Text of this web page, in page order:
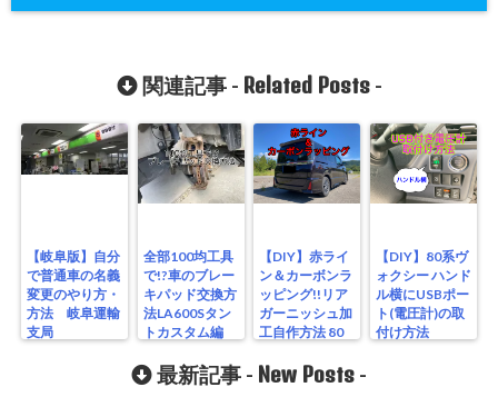
関連記事 - Related Posts-
【岐阜版】自分
で普通車の名義
変更のやり方・
方法 岐阜運輸
支局
全部100均工具
で!?車のブレー
キパッド交換方
法LA600Sタン
トカスタム編
【DIY】赤ライ
ン＆カーボンラ
ッピング!!リア
ガーニッシュ加
工自作方法 80
【DIY】80系ヴ
ォクシー ハンド
ル横にUSBポー
ト(電圧計)の取
付け方法
最新記事 - New Posts -